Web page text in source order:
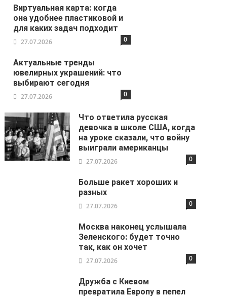
Виртуальная карта: когда
она удобнее пластиковой и
для каких задач подходит
27.07.2026 0
Актуальные тренды
ювелирных украшений: что
выбирают сегодня
27.07.2026 0
Что ответила русская
девочка в школе США, когда
на уроке сказали, что войну
выиграли американцы
27.07.2026 0
Больше ракет хороших и
разных
27.07.2026 0
Москва наконец услышала
Зеленского: будет точно
так, как он хочет
27.07.2026 0
Дружба с Киевом
превратила Европу в пепел